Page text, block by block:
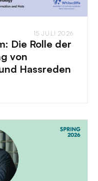
15 JULI 2026
Die Rolle der
von
Hassreden